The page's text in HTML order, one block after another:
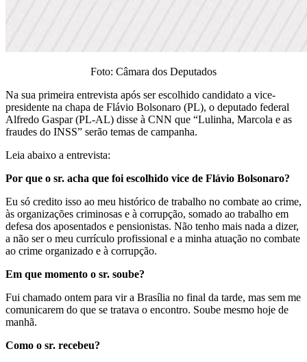
Foto: Câmara dos Deputados
Na sua primeira entrevista após ser escolhido candidato a vice-
presidente na chapa de Flávio Bolsonaro (PL), o deputado federal
Alfredo Gaspar (PL-AL) disse à CNN que “Lulinha, Marcola e as
fraudes do INSS” serão temas de campanha.
Leia abaixo a entrevista:
Por que o sr. acha que foi escolhido vice de Flávio Bolsonaro?
Eu só credito isso ao meu histórico de trabalho no combate ao crime,
às organizações criminosas e à corrupção, somado ao trabalho em
defesa dos aposentados e pensionistas. Não tenho mais nada a dizer,
a não ser o meu currículo profissional e a minha atuação no combate
ao crime organizado e à corrupção.
Em que momento o sr. soube?
Fui chamado ontem para vir a Brasília no final da tarde, mas sem me
comunicarem do que se tratava o encontro. Soube mesmo hoje de
manhã.
Como o sr. recebeu?